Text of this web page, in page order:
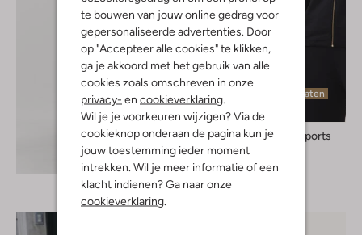
te bouwen van jouw online gedrag voor
gepersonaliseerde advertenties. Door
op "Accepteer alle cookies" te klikken,
ga je akkoord met het gebruik van alle
cookies zoals omschreven in onze
privacy- en cookieverklaring.
Wil je je voorkeuren wijzigen? Via de
cookieknop onderaan de pagina kun je
jouw toestemming ieder moment
intrekken. Wil je meer informatie of een
klacht indienen? Ga naar onze
cookieverklaring.
Ontdek de look
Laatste maten
Deblon Sports
€ 169,99